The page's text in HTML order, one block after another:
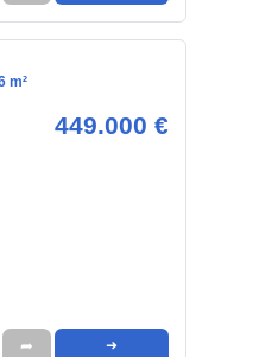
m²
449.000 €
➦ ➜